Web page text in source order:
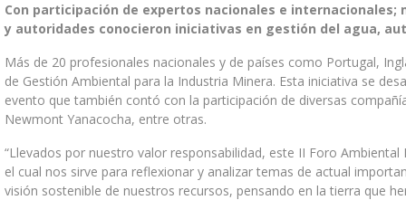
BIBLIOTECA DE PUBLICACIONES
PERSONAS Y CARRERAS
POTENCIAMOS EL TALENTO
PROPUESTA DE VALOR
ENTRENAMIENTO Y DESEMPEÑO
Con participación de expertos nacionales e
y autoridades conocieron iniciativas en gestión del agua,
Más de 20 profesionales nacionales y de países como Portugal,
de Gestión Ambiental para la Industria Minera. Esta iniciativa se
evento que también contó con la participación de diversas
Newmont Yanacocha, entre otras.
“Llevados por nuestro valor responsabilidad, este II Foro
el cual nos sirve para reflexionar y analizar temas de actual
visión sostenible de nuestros recursos, pensando en la tierra que